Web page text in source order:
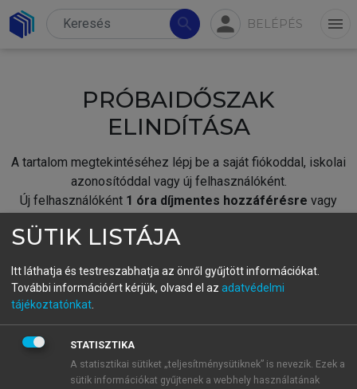
search person BELÉPÉS menu
PRÓBAIDŐSZAK
ELINDÍTÁSA
A tartalom megtekintéséhez lépj be a saját fiókoddal, iskolai
azonosítóddal vagy új felhasználóként.
Új felhasználóként 1 óra díjmentes hozzáférésre vagy
fiókoddal,vagy hozz létre új fiókot.
A regisztráció után apróbaidőszakautomatikusan
BELÉPÉS SAJÁT FIÓKKAL
SÜTIK LISTÁJA
Itt láthatja és testreszabhatja az önről gyűjtött információkat.
További információért kérjük, olvasd el az adatvédelmi
tájékoztatónkat
STATISZTIKA
A statisztikai sütiket „teljesítménysütiknek” is nevezik. Ezek a
sütik információkat gyűjtenek a webhely használatának